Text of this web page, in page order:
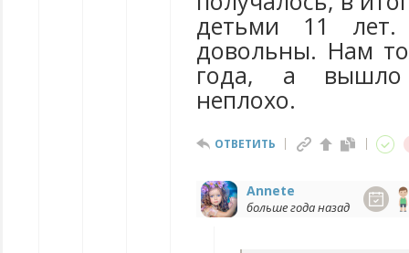
детьми 11
довольны. Нам
года, а
неплохо.
ОТВЕТИТЬ
Annete
больше года назад